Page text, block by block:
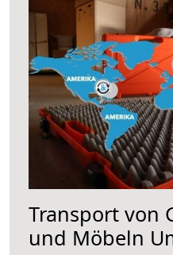
Transport von
und Möbeln